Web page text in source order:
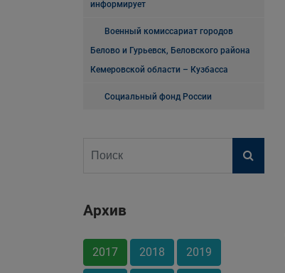
информирует
Военный комиссариат городов
Белово и Гурьевск, Беловского района
Кемеровской области – Кузбасса
Социальный фонд России
Архив
2017 2018 2019